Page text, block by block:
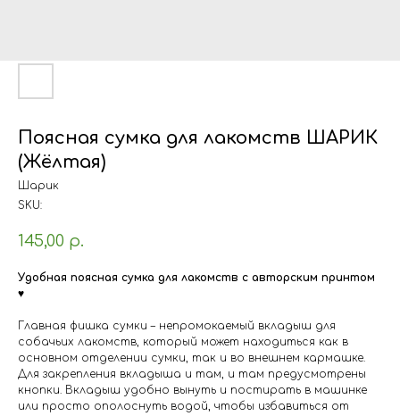
Поясная сумка для лакомств ШАРИК
(Жёлтая)
Шарик
SKU:
145,00 р.
Удобная поясная сумка для лакомств с авторским принтом
♥
Главная фишка сумки – непромокаемый вкладыш для
собачьих лакомств, который может находиться как в
основном отделении сумки, так и во внешнем кармашке.
Для закрепления вкладыша и там, и там предусмотрены
кнопки. Вкладыш удобно вынуть и постирать в машинке
или просто ополоснуть водой, чтобы избавиться от